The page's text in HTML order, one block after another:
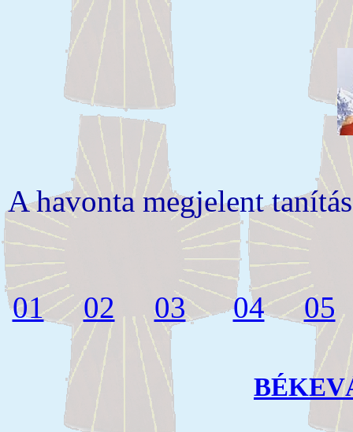
A havonta megjelent
01 02 03 04 05